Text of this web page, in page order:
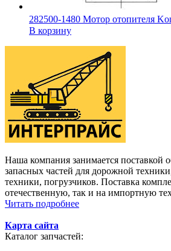
282500-1480 Мотор отопителя
В корзину
Наша компания занимается поставкой
запасных частей для дорожной
техники, погрузчиков. Поставка
отечественную, так и на импортную
Читать подробнее
Карта сайта
Каталог запчастей: